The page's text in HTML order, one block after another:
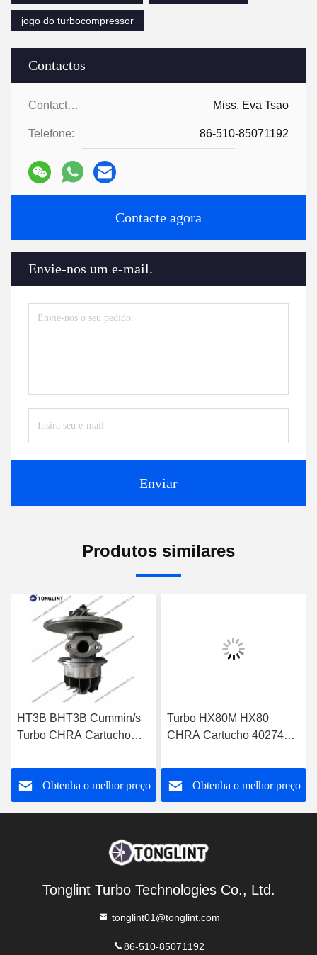
Contactos
Contactos: Miss. Eva Tsao
Telefone: 86-510-85071192
Contacte agora
Envie-nos um e-mail.
Enviar
jogo do turbocompressor
Produtos similares
HT3B BHT3B Cummin/s
Turbo CHRA Cartucho
Diesel 3529040
Obtenha o melhor preço
Turbo HX80M HX80
CHRA Cartucho 4027408
Gerador Marítimo
Cummin/sObtenha o melhor preço
Tonglint Turbo Technologies Co., Ltd.
tonglint01@tonglint.com
86-510-85071192